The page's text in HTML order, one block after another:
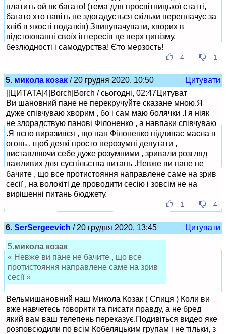
платить ой як багато! (тема для просвітницької статті,
багато хто навіть не здогадується скільки переплачує за
хліб в якості податків) Звинувачувати, хворих в
відстоюванні своїх інтересів це верх цинізму,
безлюдності і самодурства! Єто мерзость!
4 1
5. микола козак / 20 грудня 2020, 10:50
Цитувати
[[ЦИТАТА|4|Borch|Borch / сьогодні, 02:47Цитуват
Ви шановний пане не перекручуйте сказане мною.Я
дуже співчуваю хворим , бо і сам маю болячки .І я ніяк
не злорадствую панові Філоненко , а навпаки співчуваю
.Я ясно виразився , що пан Філоненко підливає масла в
огонь , щоб деякі просто нерозумні депутати ,
виставляючи себе дуже розумними , зривали розгляд
важливих для суспільства питань .Невже ви пане не
бачите , що все протистояння направлене саме на зрив
сесії , на волокіті де проводити сесію і зовсім не на
вирішенні питань бюджету.
1 4
6. SerSergeevich / 20 грудня 2020, 13:45 Цитувати
5.микола козак
« Невже ви пане не бачите , що все
протистояння направлене саме на зрив
сесії »
Вельмишановний наш Микола Козак ( Спиця ) Коли ви
вже навчетесь говорити та писати правду, а не бред
який вам ваш телепень переказує.Подивіться видео яке
розповсюдили по всім Кобеляцьким групам і не тільки, з